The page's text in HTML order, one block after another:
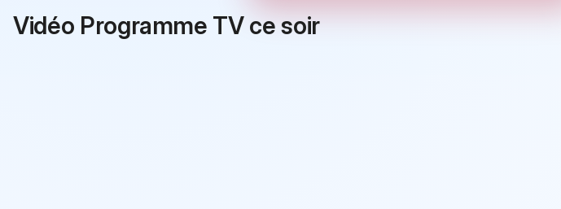
Vidéo Programme TV ce soir